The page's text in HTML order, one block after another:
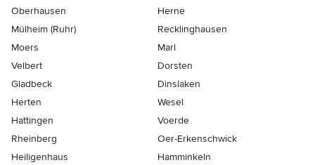
Oberhausen
Herne
Mülheim (Ruhr)
Recklinghausen
Moers
Marl
Velbert
Dorsten
Gladbeck
Dinslaken
Herten
Wesel
Hattingen
Voerde
Rheinberg
Oer-Erkenschwick
Heiligenhaus
Hamminkeln